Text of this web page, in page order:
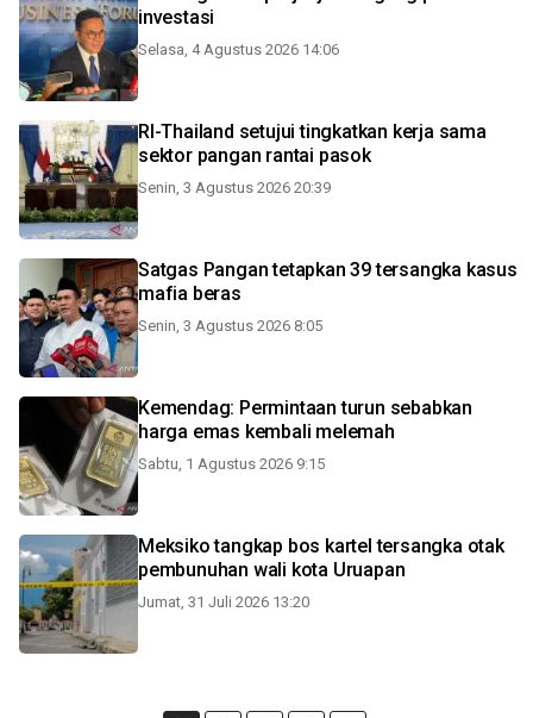
investasi
Selasa, 4 Agustus 2026 14:06
RI-Thailand setujui tingkatkan kerja sama
sektor pangan rantai pasok
Senin, 3 Agustus 2026 20:39
Satgas Pangan tetapkan 39 tersangka kasus
mafia beras
Senin, 3 Agustus 2026 8:05
Kemendag: Permintaan turun sebabkan
harga emas kembali melemah
Sabtu, 1 Agustus 2026 9:15
Meksiko tangkap bos kartel tersangka otak
pembunuhan wali kota Uruapan
Jumat, 31 Juli 2026 13:20